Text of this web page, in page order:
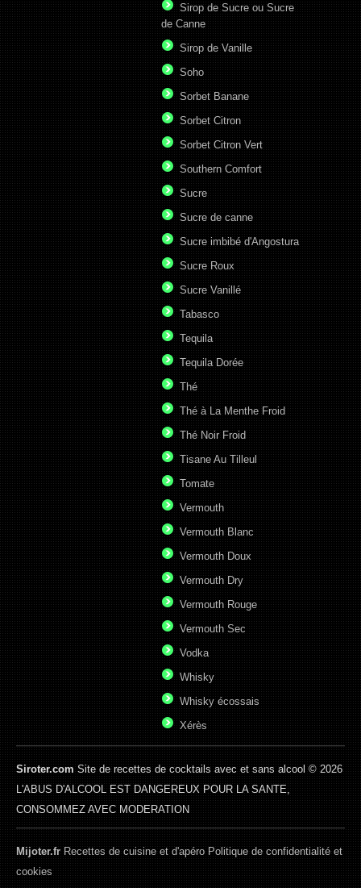
Sirop de Sucre ou Sucre
de Canne
Sirop de Vanille
Soho
Sorbet Banane
Sorbet Citron
Sorbet Citron Vert
Southern Comfort
Sucre
Sucre de canne
Sucre imbibé d'Angostura
Sucre Roux
Sucre Vanillé
Tabasco
Tequila
Tequila Dorée
Thé
Thé à La Menthe Froid
Thé Noir Froid
Tisane Au Tilleul
Tomate
Vermouth
Vermouth Blanc
Vermouth Doux
Vermouth Dry
Vermouth Rouge
Vermouth Sec
Vodka
Whisky
Whisky écossais
Xérès
Siroter.comSite de recettes de cocktails avec et sans alcool © 2026
L'ABUS D'ALCOOL EST DANGEREUX POUR LA SANTE,
CONSOMMEZ AVEC MODERATION
Mijoter.frRecettes de cuisine et d'apéro Politique de confidentialité et
cookies